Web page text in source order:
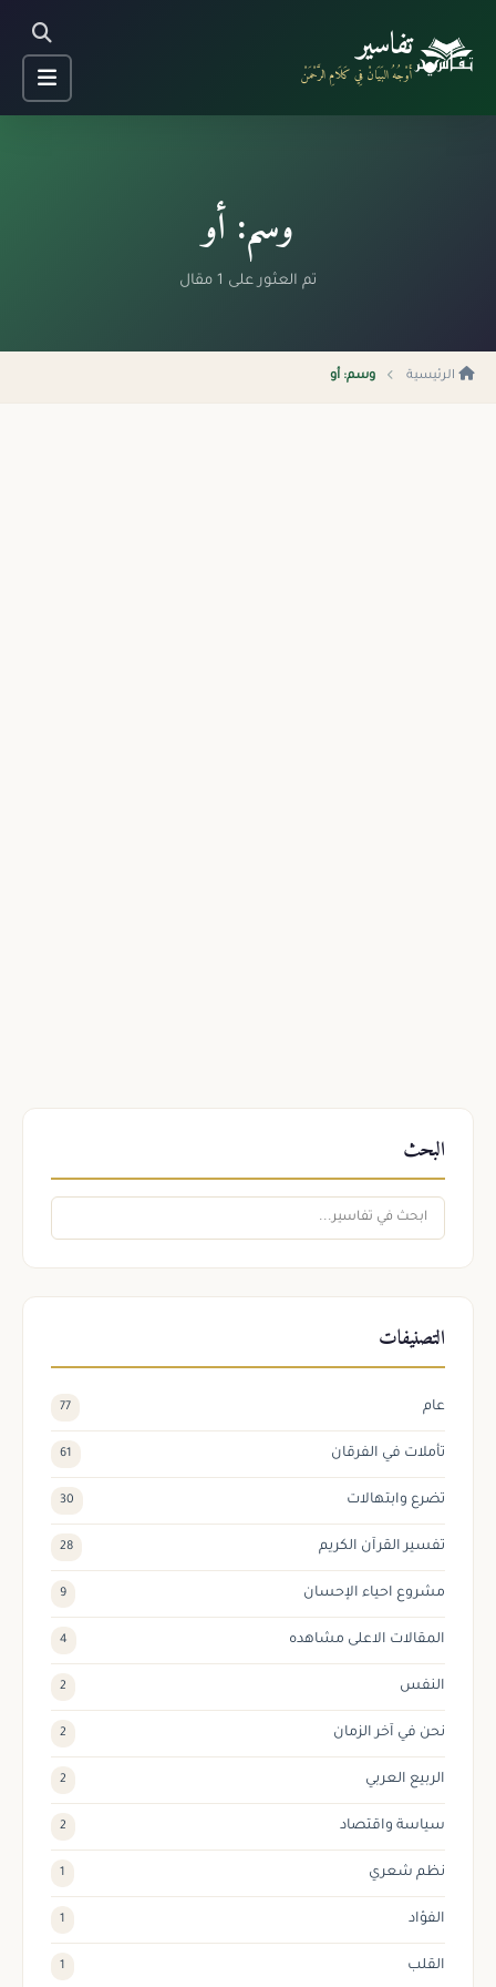
تفاسير
أَوْجُهُ البَيَانْ فِي كَلَامِ الرَّحْمَنْ
وسم: أو
تم العثور على 1 مقال
الرئيسية وسم: أو
البحث
التصنيفات
عام 77
تأملات في الفرقان 61
تضرع وابتهالات 30
تفسير القرآن الكريم 28
مشروع احياء الإحسان 9
المقالات الاعلى مشاهده 4
النفس 2
نحن في آخر الزمان 2
الربيع العربي 2
سياسة واقتصاد 2
نظم شعري 1
الفؤاد 1
القلب 1